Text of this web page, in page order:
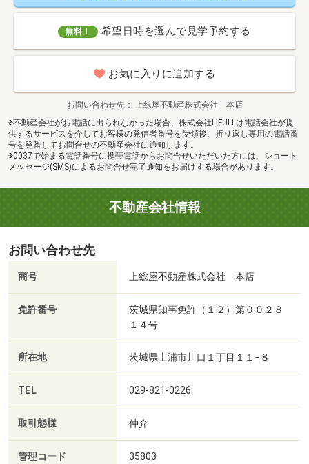
無料！ 希望日時を選んで見学予約する
お気に入りに追加する
お問い合わせ先
上総屋不動産株式会社 本店
※不動産会社がお電話に出られなかった場合、株式会社LIFULLは電話会社が提
供するサービスを介してお客様の発信者番号を受領後、折り返し専用の電話番
号を発番してお問合せの不動産会社に通知します。
※0037で始まる電話番号に携帯電話からお問合せいただいた方には、ショート
メッセージ(SMS)によるお問合せ完了通知をお届けする場合があります。
不動産会社情報
お問い合わせ先
商号 上総屋不動産株式会社 本店
免許番号
茨城県知事免許（１２）第００２８
１４号
所在地 茨城県土浦市川口１丁目１１−８
TEL 029-821-0226
取引態様 仲介
管理コード 35803